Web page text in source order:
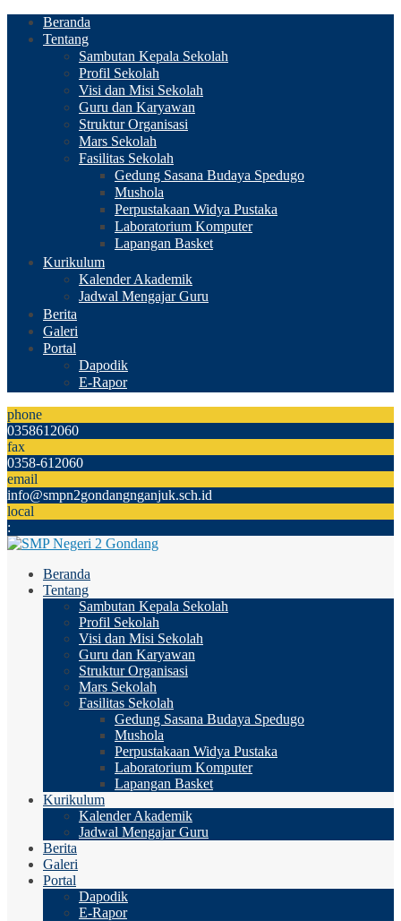
Beranda
Tentang
Sambutan Kepala Sekolah
Profil Sekolah
Visi dan Misi Sekolah
Guru dan Karyawan
Struktur Organisasi
Mars Sekolah
Fasilitas Sekolah
Gedung Sasana Budaya Spedugo
Mushola
Perpustakaan Widya Pustaka
Laboratorium Komputer
Lapangan Basket
Kurikulum
Kalender Akademik
Jadwal Mengajar Guru
Berita
Galeri
Portal
Dapodik
E-Rapor
phone
0358612060
fax
0358-612060
email
info@smpn2gondangnganjuk.sch.id
local
:
Beranda
Tentang
Sambutan Kepala Sekolah
Profil Sekolah
Visi dan Misi Sekolah
Guru dan Karyawan
Struktur Organisasi
Mars Sekolah
Fasilitas Sekolah
Gedung Sasana Budaya Spedugo
Mushola
Perpustakaan Widya Pustaka
Laboratorium Komputer
Lapangan Basket
Kurikulum
Kalender Akademik
Jadwal Mengajar Guru
Berita
Galeri
Portal
Dapodik
E-Rapor